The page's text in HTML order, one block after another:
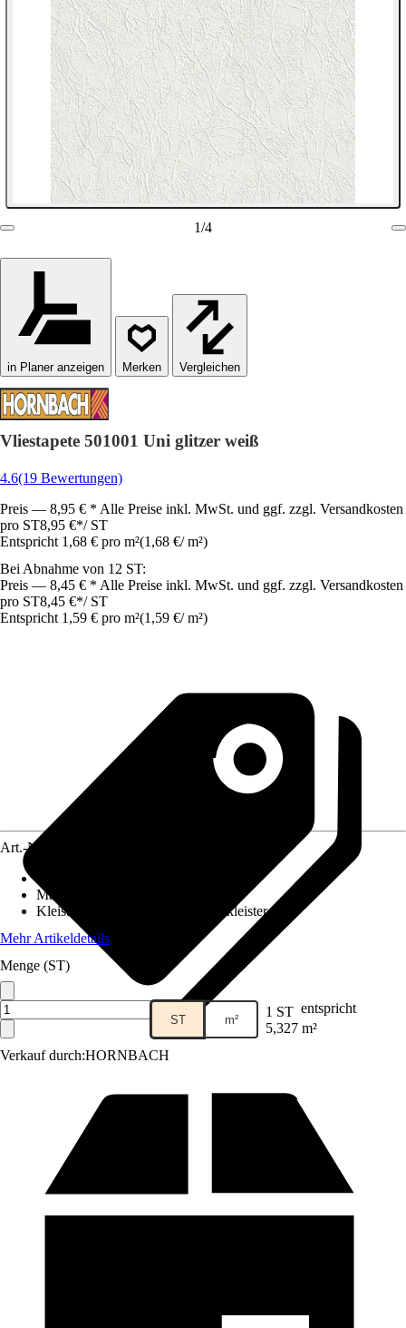
1/4
in Planer anzeigen Vergleichen
Vliestapete 501001 Uni glitzer weiß
4.6(19 Bewertungen)
Preis — 8,95 € * Alle Preise inkl. MwSt. und ggf. zzgl. Versandkosten
pro ST8,95 €*/ ST
Entspricht 1,68 € pro m²(1,68 €/ m²)
Bei Abnahme von 12 ST:
Preis — 8,45 € * Alle Preise inkl. MwSt. und ggf. zzgl. Versandkosten
pro ST8,45 €*/ ST
Entspricht 1,59 € pro m²(1,59 €/ m²)
Verkauf durch:HORNBACH
Art.-Nr.
Maße (BxH)
Kleisterempfehlung
Vliestapetenkleister
Mehr Artikeldetails
Menge (ST)
ST m² 1 ST entspricht
5,327 m²